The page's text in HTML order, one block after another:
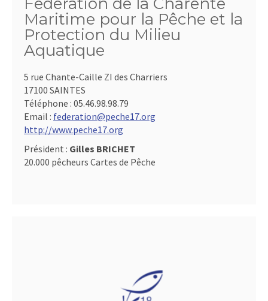
Maritime pour la Pêche et la
Protection du Milieu
Aquatique
5 rue Chante-Caille ZI des Charriers
17100 SAINTES
Téléphone : 05.46.98.98.79
Email : federation@peche17.org
http://www.peche17.org
Président : Gilles BRICHET
20.000 pêcheurs Cartes de Pêche